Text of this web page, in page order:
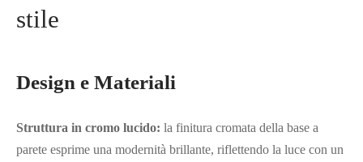
stile
Design e Materiali
Struttura in cromo lucido: la finitura cromata della base a
parete esprime una modernità brillante, riflettendo la luce con un